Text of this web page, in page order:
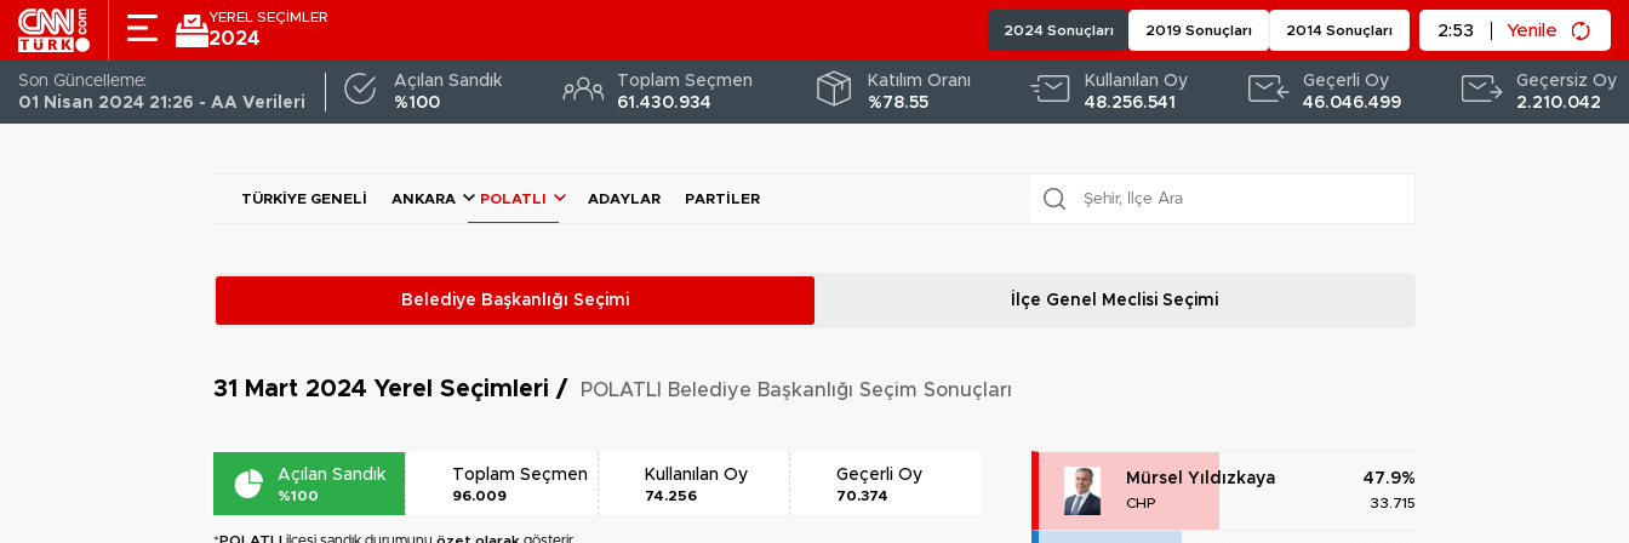
YEREL SEÇİMLER
2024 2024 Sonuçları 2019 Sonuçları 2014 Sonuçları 2:52 Yenile
Son Güncelleme:
01 Nisan 2024 21:26 - AA Verileri
Açılan Sandık
%100
Toplam Seçmen
61.430.934
Katılım Oranı
%78.55
Kullanılan Oy
48.256.541
Geçerli Oy
46.046.499
Geçersiz Oy
2.210.042
TÜRKIYE GENELI ANKARA POLATLI ADAYLAR PARTILER
Belediye Başkanlığı Seçimi İlçe Genel MeclisiSeçimi
31 Mart 2024 Yerel Seçimleri / POLATLI Belediye Başkanlığı Seçim Sonuçları
Açılan Sandık
%100
Toplam Seçmen
96.009
Kullanılan Oy
74.256
Geçerli Oy
70.374
*POLATLI ilçesi sandık durumunu özet olarak gösterir.
Mürsel Yıldızkaya
CHP
47.9%
33.715